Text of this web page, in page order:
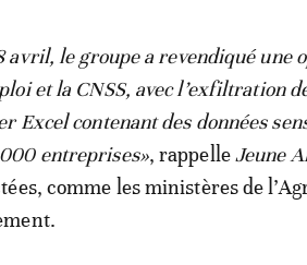
avril, le groupe a revendiqué une
et la CNSS, avec l’exfiltration
Excel contenant des données
entreprises», rappelleJeune
comme les ministères de